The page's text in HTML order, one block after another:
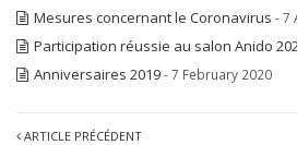
Mesures concernant le Coronavirus - 7
Participation réussie au salon Anido
Anniversaires 2019- 7 February 2020
ARTICLE PRÉCÉDENT